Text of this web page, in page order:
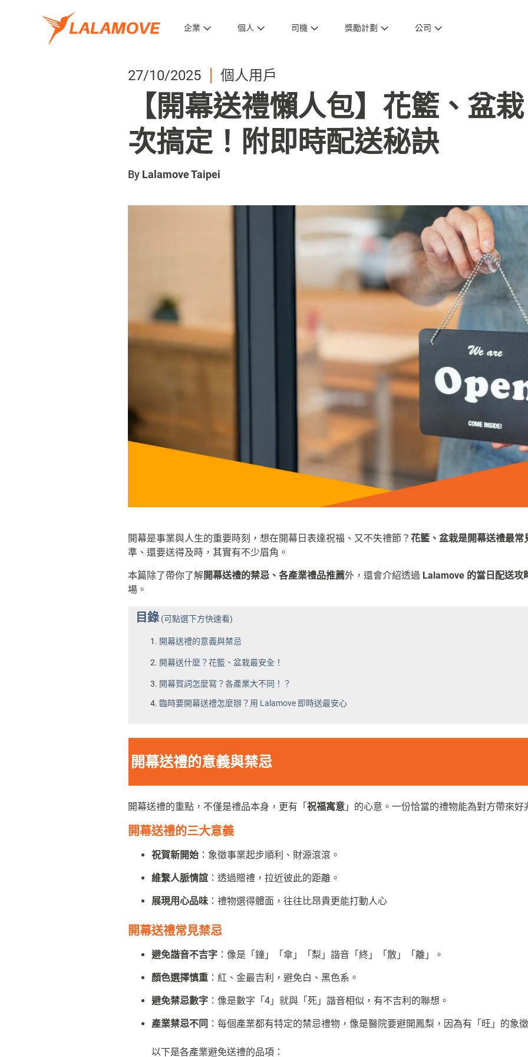
企業 個人 司機 獎勵計劃 公司
27/10/2025 個人用戶
【開幕送禮懶人包】花籃、盆
次搞定！附即時配送秘訣
By Lalamove Taipei
開幕是事業與人生的重要時刻，想在開幕日表達祝福、又不失禮節？ 花籃、盆栽是開幕送禮最常
準、還要送得及時，其實有不少眉角。
本篇除了帶你了解開幕送禮的禁忌、各產業禮品推薦外，還會介紹透過 Lalamove 的當日配送攻
場。
目錄 (可點選下方快速看)
開幕送禮的意義與禁忌
開幕送什麼？花籃、盆栽最安全！
開幕賀詞怎麼寫？各產業大不同！？
臨時要開幕送禮怎麼辦？用 Lalamove 即時送最安心
開幕送禮的意義與禁忌
開幕送禮的重點，不僅是禮品本身，更有「 祝福寓意 」的心意。一份恰當的禮物能為對方帶來
開幕送禮的三大意義
祝賀新開始 ：象徵事業起步順利、財源滾滾。
維繫人脈情誼 ：透過贈禮，拉近彼此的距離。
展現用心品味 ：禮物選得體面，往往比昂貴更能打動人心
開幕送禮常見禁忌
避免諧音不吉字 ：像是「鐘」「傘」「梨」諧音「終」「散」「離」。
顏色選擇慎重 ：紅、金最吉利，避免白、黑色系。
避免禁忌數字 ：像是數字「4」就與「死」諧音相似，有不吉利的聯想。
產業禁忌不同 ：每個產業都有特定的禁忌禮物，像是醫院要避開鳳梨，因為有「旺」的象
以下是各產業避免送禮的品項：